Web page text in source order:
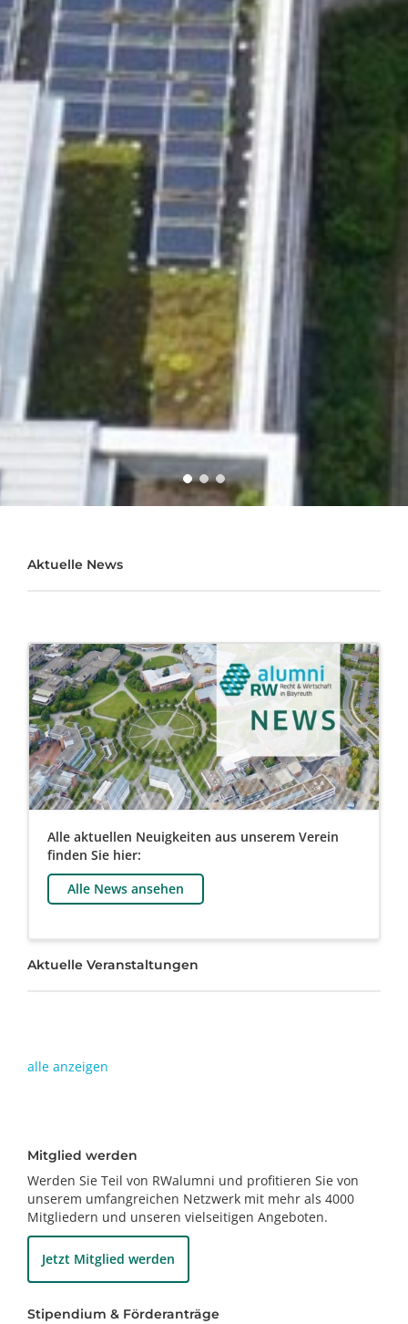
Aktuelle News
Alle aktuellen Neuigkeiten aus unserem Verein
finden Sie hier:
Alle News ansehen
Aktuelle Veranstaltungen
alle anzeigen
Mitglied werden
Werden Sie Teil von RWalumni und profitieren Sie von
unserem umfangreichen Netzwerk mit mehr als 4000
Mitgliedern und unseren vielseitigen Angeboten.
Jetzt Mitglied werden
Stipendium & Förderanträge